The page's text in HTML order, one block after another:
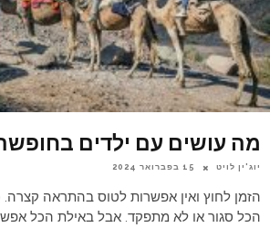
מה עושים עם ילדים
יוג'ין לויט 15 בפברואר 2024
הזמן לחוץ ואין אפשרות לטוס בהתראה קצרה.
הכל סגור או לא מתפקד. אבל באילת הכל